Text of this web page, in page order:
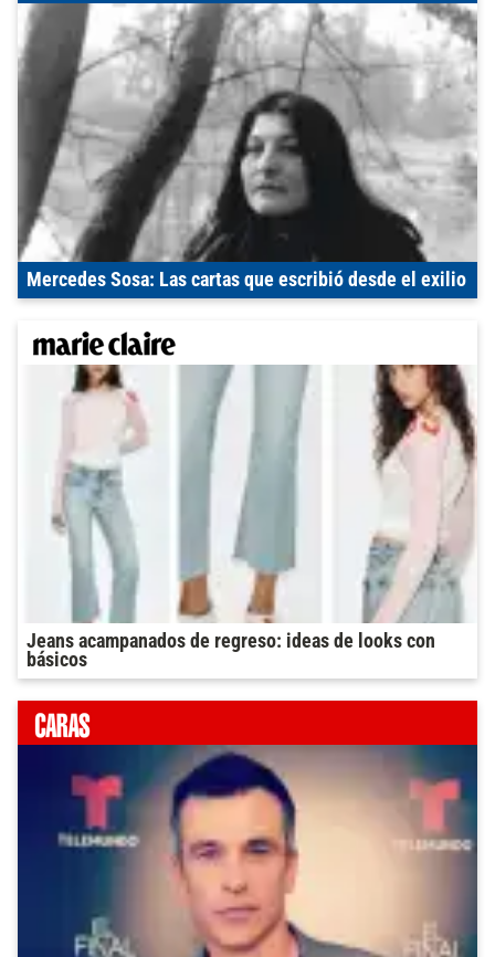
Mercedes Sosa: Las cartas que escribió desde el exilio
Jeans acampanados de regreso: ideas de looks con
básicos